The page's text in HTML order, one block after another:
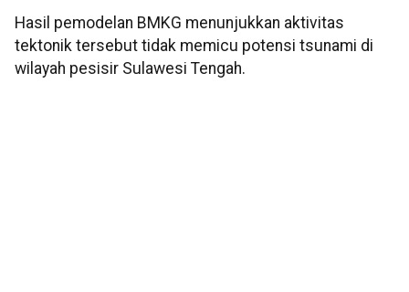
Hasil pemodelan BMKG menunjukkan aktivitas
tektonik tersebut tidak memicu potensi tsunami di
wilayah pesisir Sulawesi Tengah.